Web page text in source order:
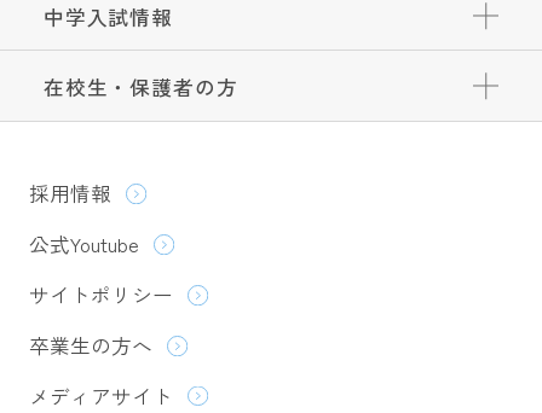
中学入試情報
在校生・保護者の方
採用情報
公式Youtube
サイトポリシー
卒業生の方へ
メディアサイト